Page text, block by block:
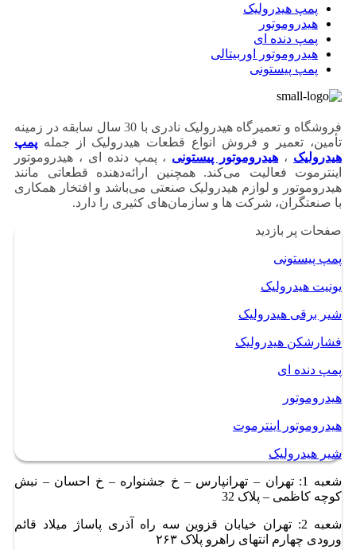
پمپ هیدرولیک
هیدروموتور
پمپ دنده ای
هیدروموتور اوربیتالی
پمپ پیستونی
فروشگاه و تعمیرگاه هیدرولیک نادری با 30 سال سابقه در زمینه
تأمین، تعمیر و فروش انواع قطعات هیدرولیک از جمله پمپ
هیدرولیک ، هیدروموتور پیستونی ، پمپ دنده ای ، هیدروموتور
اینترموت فعالیت می‌کند. همچنین ارائه‌دهنده قطعاتی مانند
هیدروموتور و لوازم هیدرولیک صنعتی می‌باشد و افتخار همکاری
با صنعتگران، شرکت ها و سازمان‌های کثیری را دارد.
صفحات پر بازدید
پمپ پیستونی
یونیت هیدرولیک
شیر برقی هیدرولیک
فشارشکن هیدرولیک
پمپ دنده ای
هیدروموتور
هیدروموتور اینترموت
شیر هیدرولیک
شعبه 1: تهران – تهرانپارس – خ جشنواره – خ احسان – نبش
کوچه کاظمی – پلاک 32
شعبه 2: تهران خیابان قزوین سه راه آذری پاساژ میلاد قائم
ورودی چهارم انتهای راهرو پلاک ۲۶۳